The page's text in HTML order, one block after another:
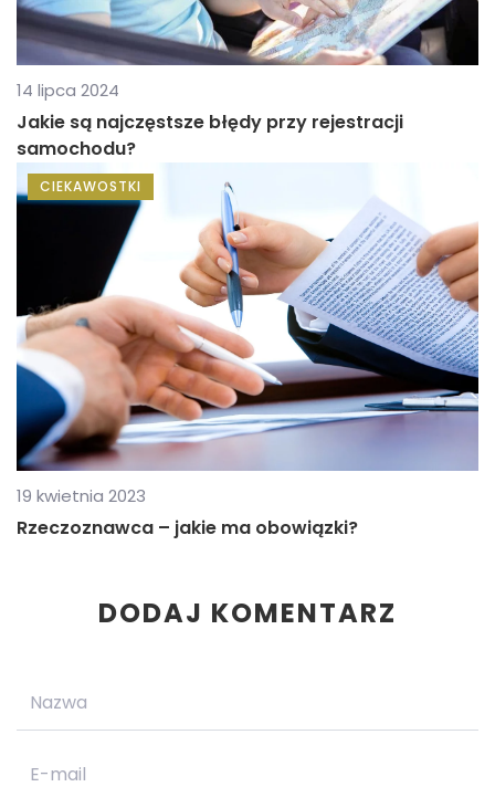
14 lipca 2024
Jakie są najczęstsze błędy przy rejestracji
samochodu?
CIEKAWOSTKI
19 kwietnia 2023
Rzeczoznawca – jakie ma obowiązki?
DODAJ KOMENTARZ